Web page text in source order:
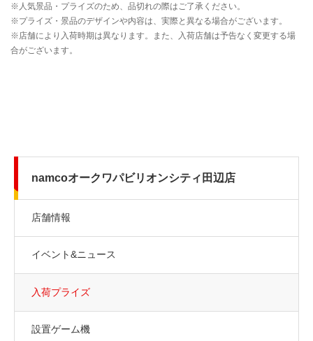
namcoオークワパビリオンシティ田辺店
店舗情報
イベント&ニュース
入荷プライズ
設置ゲーム機